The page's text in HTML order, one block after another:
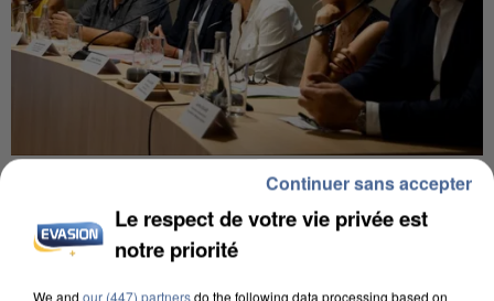
INCENDIES : L’ÎLE-DE-FRANCE LANCE UN ÉLAN
Le respect de votre vie privée est
notre priorité
We and our (447) partnersdo the following data processing based on
Continuer sans accepter